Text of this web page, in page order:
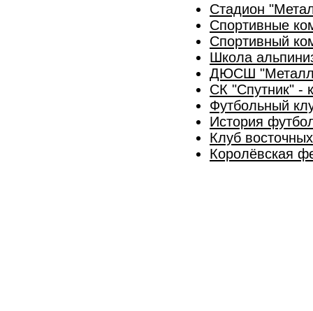
Стадион
Спортивные
Спортивный
Школа
ДЮСШ
СК "Спутник" -
Футбольный
История
Клуб
Королёвская